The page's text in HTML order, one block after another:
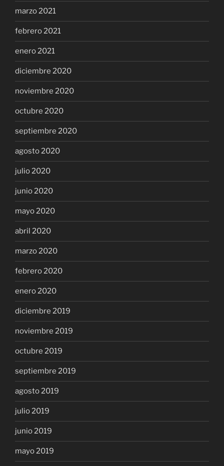
marzo 2021
febrero 2021
enero 2021
diciembre 2020
noviembre 2020
octubre 2020
septiembre 2020
agosto 2020
julio 2020
junio 2020
mayo 2020
abril 2020
marzo 2020
febrero 2020
enero 2020
diciembre 2019
noviembre 2019
octubre 2019
septiembre 2019
agosto 2019
julio 2019
junio 2019
mayo 2019